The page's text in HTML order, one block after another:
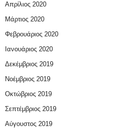
Απρίλιος 2020
Μάρτιος 2020
Φεβρουάριος 2020
Ιανουάριος 2020
Δεκέμβριος 2019
Νοέμβριος 2019
Οκτώβριος 2019
Σεπτέμβριος 2019
Αύγουστος 2019